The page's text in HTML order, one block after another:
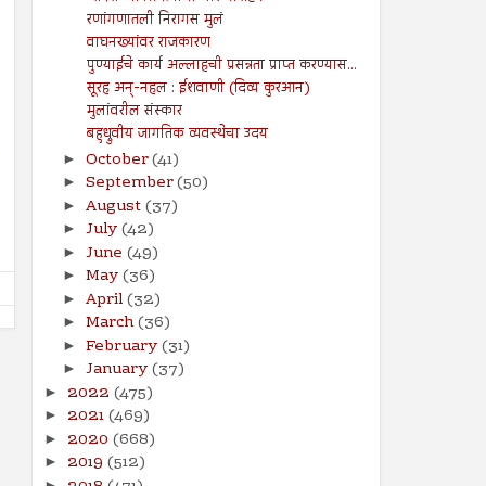
तरुण नेतृत्वाचा अभाव अमेरिकेच्या
अधोगतीस कारणीभूत ठरू शकतो?
8/9/2024
रणांगणातली निरागस मुलं
वाघनख्यांवर राजकारण
पुण्याईचे कार्य अल्लाहची प्रसन्नता प्राप्त करण्यास...
सूरह अन्-नहल : ईशवाणी (दिव्य कुरआन)
मुलांवरील संस्कार
बहुध्रुवीय जागतिक व्यवस्थेचा उदय
► October(41)
► September(50)
► August(37)
► July(42)
► June (49)
► May(36)
► April(32)
► March(36)
► February(31)
► January(37)
► 2022 (475)
► 2021(469)
► 2020 (668)
► 2019 (512)